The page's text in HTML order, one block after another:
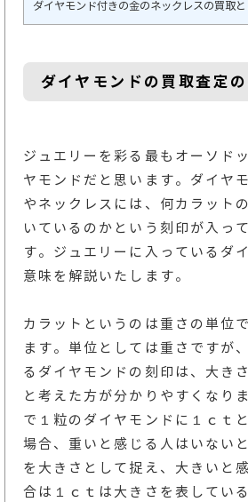
ダイヤモンド付きの金のネックレスの買取
ダイヤモンドの買取査定
ジュエリーを彩る最もオーソド
ヤモンドだと思います。ダイヤ
やネックレスには、何カラット
いているのかという刻印が入っ
す。ジュエリーに入っているダ
意味を解説いたします。
カラットというのは重さの単位
ます。単位としては重さですが
るダイヤモンドの刻印は、大き
と考えた方が分かりやすくなり
で１粒のダイヤモンドに１ｃｔ
場合、重いと感じる人はいない
を大きさとして捉え、大きいと
合は１ｃｔは大きさを表してい